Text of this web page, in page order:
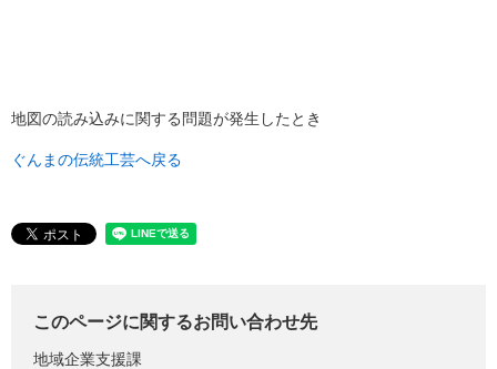
地図の読み込みに関する問題が発生したとき
ぐんまの伝統工芸へ戻る
このページに関するお問い合わせ先
地域企業支援課